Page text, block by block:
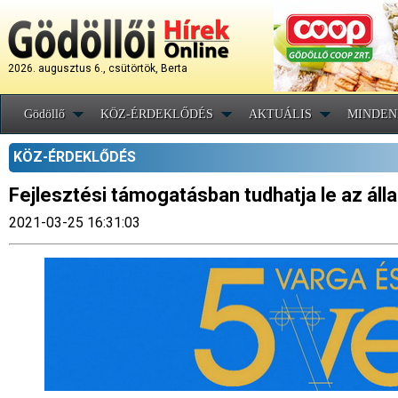
2026. augusztus 6., csütörtök, Berta
Gödöllő KÖZ-ÉRDEKLŐDÉS AKTUÁLIS
KÖZ-ÉRDEKLŐDÉS
Fejlesztési támogatásban tudhatja le az
2021-03-25 16:31:03